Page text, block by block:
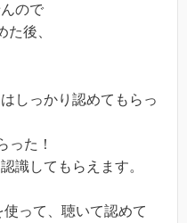
ので
た後、
しっかり認めてもらっ
った！
識してもらえます。
って、聴いて認めて